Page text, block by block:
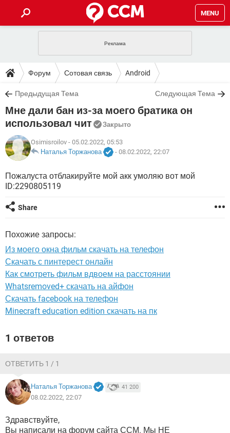
MENU
INSTAGRAM FACEBOOK
ИГРЫ WINDOWS 10
ВКОНТАКТЕ ВИДЕО
GOOGLE YANDEX
ПОЛЕЗНЫЕ СОВЕТЫ
TIKTOK TELEGRAM
FACEBOOK
WINDOWS 10
ВИДЕО GOOGLE
YANDEX
ЗАГРУЗКИ
TIKTOK TELEGRAM
WHATSAPP INSTAGRAM
FACEBOOK
ВИДЕО GOOGLE
ФОРУМ
TIKTOK
WHATSAPP INSTAGRAM
FACEBOOK
WINDOWS 10
ВИДЕО
ЭНЦИКЛОПЕДИЯ
WHATSAPP INSTAGRAM
ВИДЕО
YANDEX
Форум Сотовая связь Android
Предыдущая Тема Следующая Тема
Мне дали бан из-за моего братика он
использовал чит
Закрыто
Osimisroilov - 05.02.2022, 05:53
Наталья Торжанова
- 08.02.2022, 22:07
Пожалуста отблакируйте мой акк умоляю вот мой
ID:2290805119
Share
Похожие запросы:
Из моего окна фильм скачать на телефон
Скачать с пинтерест онлайн
Как смотреть фильм вдвоем на расстоянии
Whatsremoved+ скачать на айфон
Скачать facebook на телефон
Minecraft education edition скачать на пк
1 ответов
ОТВЕТИТЬ 1 / 1
Наталья Торжанова 41 200
08.02.2022, 22:07
Здравствуйте,
Вы написали на форум сайта ССМ. Мы НЕ